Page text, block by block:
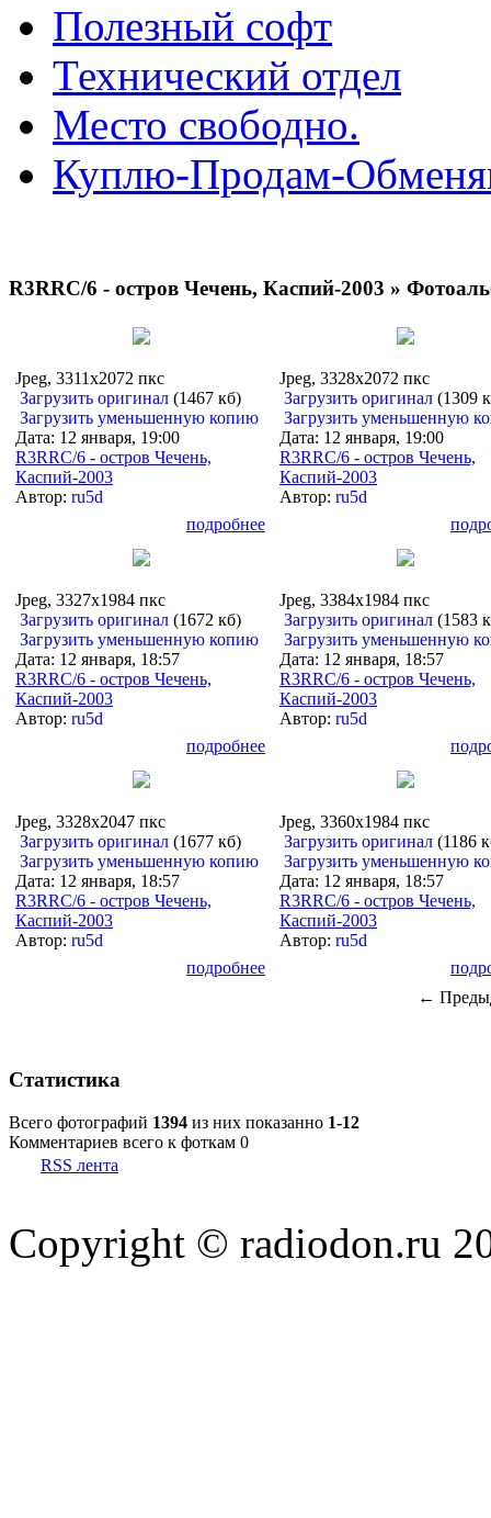
Полезный софт
Технический отдел
Место свободно.
Куплю-Продам-
R3RRC/6 - остров Чечень, Каспий-2003 »
Jpeg, 3311x2072 пкс
Загрузить оригинал (1467 кб)
Загрузить уменьшенную копию
Дата: 12 января, 19:00
R3RRC/6 - остров Чечень,
Каспий-2003
Автор: ru5d
подробнее
Jpeg, 3328x2072 пкс
Загрузить оригинал (1309
Загрузить уменьшенную
Дата: 12 января, 19:00
R3RRC/6 - остров Чечень,
Каспий-2003
Автор: ru5d
Jpeg, 3327x1984 пкс
Загрузить оригинал (1672 кб)
Загрузить уменьшенную копию
Дата: 12 января, 18:57
R3RRC/6 - остров Чечень,
Каспий-2003
Автор: ru5d
подробнее
Jpeg, 3384x1984 пкс
Загрузить оригинал (1583
Загрузить уменьшенную
Дата: 12 января, 18:57
R3RRC/6 - остров Чечень,
Каспий-2003
Автор: ru5d
Jpeg, 3328x2047 пкс
Загрузить оригинал (1677 кб)
Загрузить уменьшенную копию
Дата: 12 января, 18:57
R3RRC/6 - остров Чечень,
Каспий-2003
Автор: ru5d
подробнее
Jpeg, 3360x1984 пкс
Загрузить оригинал (1186
Загрузить уменьшенную
Дата: 12 января, 18:57
R3RRC/6 - остров Чечень,
Каспий-2003
Автор: ru5d
←
Статистика
Всего фотографий 1394 из них показанно 1-12
Комментариев всего к фоткам 0
RSS лента
Copyright © radiodon.ru